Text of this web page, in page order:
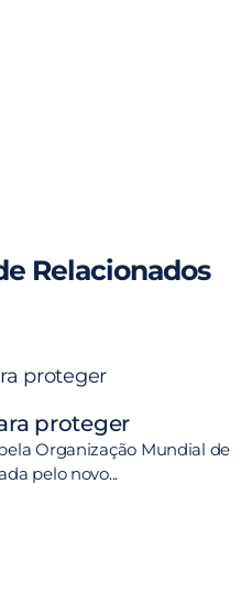
Relacionados
proteger
Organização Mundial de
pelo novo...